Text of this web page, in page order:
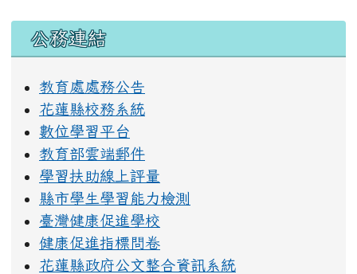
右邊區域內容
公務連結
教育處處務公告
花蓮縣校務系統
數位學習平台
教育部雲端郵件
學習扶助線上評量
縣市學生學習能力檢測
臺灣健康促進學校
健康促進指標問卷
花蓮縣政府公文整合資訊系統